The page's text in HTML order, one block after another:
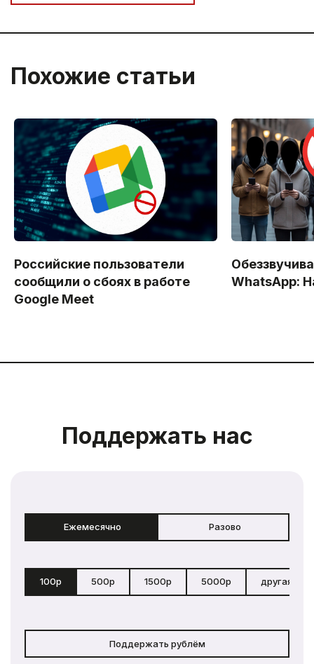
Похожие статьи
Российские пользователи
сообщили о сбоях в работе
Google Meet
WhatsApp:
Поддержать нас
Ежемесячно Разово
100р 500р 1500р 5000р другая
Поддержать рублём